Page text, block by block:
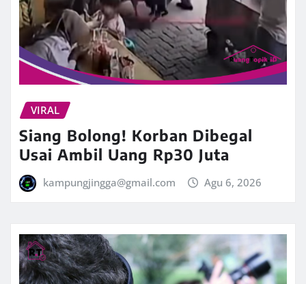
VIRAL
Siang Bolong! Korban Dibegal
Usai Ambil Uang Rp30 Juta
kampungjingga@gmail.com Agu 6, 2026